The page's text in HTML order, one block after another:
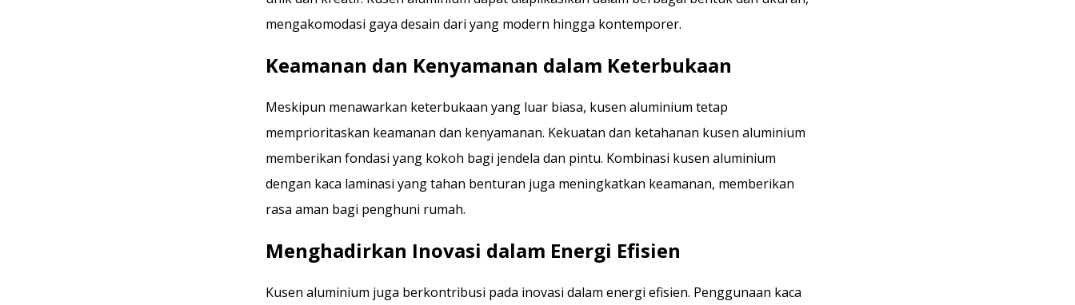
mengakomodasi gaya desain dari yang modern hingga kontemporer.
Keamanan dan Kenyamanan dalam Keterbukaan
Meskipun menawarkan keterbukaan yang luar biasa, kusen aluminium tetap
memprioritaskan keamanan dan kenyamanan. Kekuatan dan ketahanan kusen aluminium
memberikan fondasi yang kokoh bagi jendela dan pintu. Kombinasi kusen aluminium
dengan kaca laminasi yang tahan benturan juga meningkatkan keamanan, memberikan
rasa aman bagi penghuni rumah.
Menghadirkan Inovasi dalam Energi Efisien
Kusen aluminium juga berkontribusi pada inovasi dalam energi efisien. Penggunaan kaca